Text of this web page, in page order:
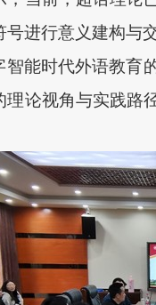
号进行意义建构与
智能时代外语教育
理论视角与实践路